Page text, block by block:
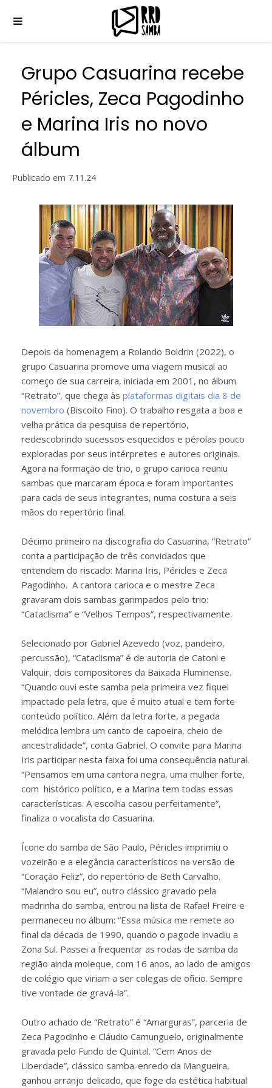
Grupo Casuarina recebe
Péricles, Zeca Pagodinho
e Marina Iris no novo
álbum
Publicado em 7.11.24
Depois da homenagem a Rolando Boldrin (2022), o
grupo Casuarina promove uma viagem musical ao
começo de sua carreira, iniciada em 2001, no álbum
“Retrato”, que chega às plataformas digitais dia 8 de
novembro (Biscoito Fino). O trabalho resgata a boa e
velha prática da pesquisa de repertório,
redescobrindo sucessos esquecidos e pérolas pouco
exploradas por seus intérpretes e autores originais.
Agora na formação de trio, o grupo carioca reuniu
sambas que marcaram época e foram importantes
para cada de seus integrantes, numa costura a seis
mãos do repertório final.
Décimo primeiro na discografia do Casuarina, “Retrato”
conta a participação de três convidados que
entendem do riscado: Marina Iris, Péricles e Zeca
Pagodinho. A cantora carioca e o mestre Zeca
gravaram dois sambas garimpados pelo trio:
“Cataclisma” e “Velhos Tempos”, respectivamente.
Selecionado por Gabriel Azevedo (voz, pandeiro,
percussão), “Cataclisma” é de autoria de Catoni e
Valquir, dois compositores da Baixada Fluminense.
“Quando ouvi este samba pela primeira vez fiquei
impactado pela letra, que é muito atual e tem forte
conteúdo político. Além da letra forte, a pegada
melódica lembra um canto de capoeira, cheio de
ancestralidade”, conta Gabriel. O convite para Marina
Iris participar nesta faixa foi uma consequência natural.
“Pensamos em uma cantora negra, uma mulher forte,
com histórico político, e a Marina tem todas essas
características. A escolha casou perfeitamente”,
finaliza o vocalista do Casuarina.
Ícone do samba de São Paulo, Péricles imprimiu o
vozeirão e a elegância característicos na versão de
“Coração Feliz”, do repertório de Beth Carvalho.
“Malandro sou eu”, outro clássico gravado pela
madrinha do samba, entrou na lista de Rafael Freire e
permaneceu no álbum: “Essa música me remete ao
final da década de 1990, quando o pagode invadiu a
Zona Sul. Passei a frequentar as rodas de samba da
região ainda moleque, com 16 anos, ao lado de amigos
de colégio que viriam a ser colegas de ofício. Sempre
tive vontade de gravá-la”.
Outro achado de “Retrato” é “Amarguras”, parceria de
Zeca Pagodinho e Cláudio Camunguelo, originalmente
gravada pelo Fundo de Quintal. “Cem Anos de
Liberdade”, clássico samba-enredo da Mangueira,
ganhou arranjo delicado, que foge da estética habitual